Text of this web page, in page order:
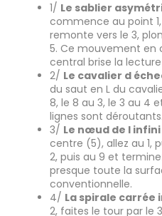
1/ Le sablier
commence au point
remonte vers le 3,
5. Ce mouvement en
central brise la
2/ Le cavalier d
du saut en L du
8, le 8 au 3, le 3 au 4
lignes sont déroutants.
3/ Le nœud de l
centre (5), allez au 1,
2, puis au 9 et
presque toute la
conventionnelle.
4/ La spirale carrée
2, faites le tour par le